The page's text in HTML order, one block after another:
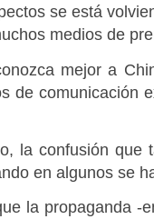
se está
medios de
mejor a
de comunicación
la confusión
en algunos se
la propaganda